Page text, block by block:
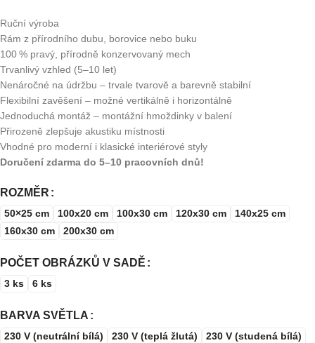
Ruční výroba
Rám z přírodního dubu, borovice nebo buku
100 % pravý, přírodně konzervovaný mech
Trvanlivý vzhled (5–10 let)
Nenáročné na údržbu – trvale tvarově a barevně stabilní
Flexibilní zavěšení – možné vertikálně i horizontálně
Jednoduchá montáž – montážní hmoždinky v balení
Přirozeně zlepšuje akustiku místnosti
Vhodné pro moderní i klasické interiérové styly
Doručení zdarma do 5–10 pracovních dnů!
ROZMĚR
50×25 cm 100x20 cm 100x30 cm 120x30 cm
140x25 cm
160x30 cm
200x30 cm
POČET OBRÁZKŮ V SADĚ
3 ks 6 ks
BARVA SVĚTLA
230 V (neutrální bílá) 230 V (teplá žlutá) 230 V (studená bílá)